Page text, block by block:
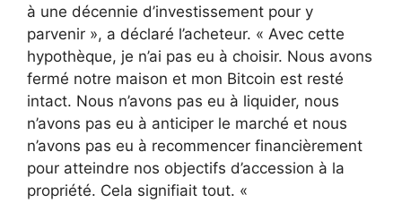
à une décennie d’investissement pour y
parvenir », a déclaré l’acheteur. « Avec cette
hypothèque, je n’ai pas eu à choisir. Nous avons
fermé notre maison et mon Bitcoin est resté
intact. Nous n’avons pas eu à liquider, nous
n’avons pas eu à anticiper le marché et nous
n’avons pas eu à recommencer financièrement
pour atteindre nos objectifs d’accession à la
propriété. Cela signifiait tout. «